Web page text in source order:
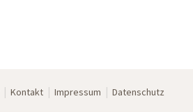
Kontakt Impressum Datenschutz